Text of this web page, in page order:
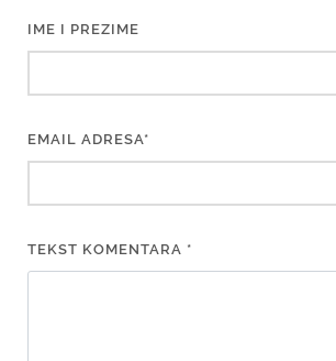
IME I PREZIME
EMAIL ADRESA*
TEKST KOMENTARA *